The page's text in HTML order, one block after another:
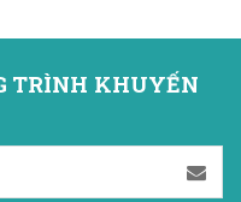
TRÌNH KHUYẾN